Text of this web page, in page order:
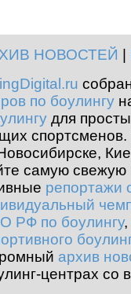
НОВОСТЕЙ
по боулингу
для
самую
репортажи
РФ по боулингу,
архив
центрах со